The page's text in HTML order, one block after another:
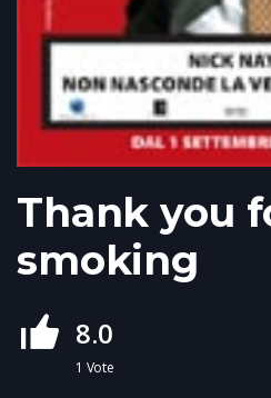
Thank you
smoking
8.0
1 Vote